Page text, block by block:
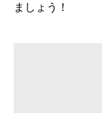
ましょう！